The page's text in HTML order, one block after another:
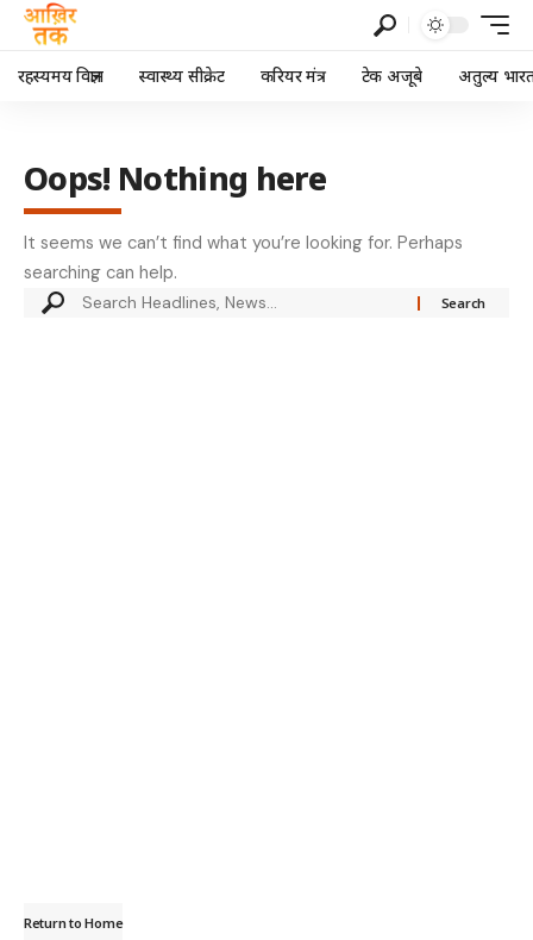
रहस्यमय विज्ञान स्वास्थ्य सीक्रेट करियर मंत्र टेक अजूबे अतुल्य
Oops! Nothing here
It seems we can’t find what you’re looking for. Perhaps
searching can help.
Return to Home